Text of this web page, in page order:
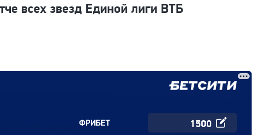
всех звезд Единой лиги ВТБ
ФРИБЕТ